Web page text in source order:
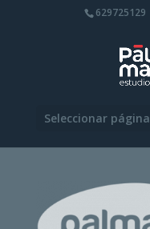
629725129
Seleccionar página